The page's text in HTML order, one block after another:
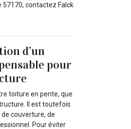
57170, contactez Falck
d’un
pour
toiture en pente, que
Il est toutefois
couverture, de
Pour éviter